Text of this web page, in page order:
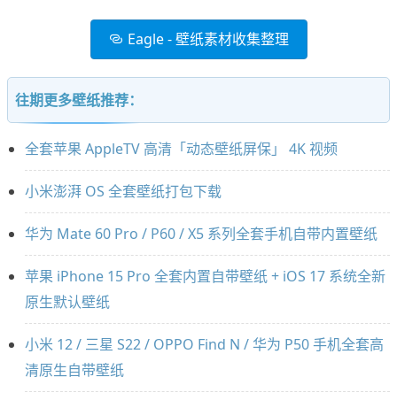
Eagle - 壁纸素材收集整理
往期更多壁纸推荐：
全套苹果 AppleTV 高清「动态壁纸屏保」 4K 视频
小米澎湃 OS 全套壁纸打包下载
华为 Mate 60 Pro / P60 / X5 系列全套手机自带内置壁纸
苹果 iPhone 15 Pro 全套内置自带壁纸 + iOS 17 系统全新
原生默认壁纸
小米 12 / 三星 S22 / OPPO Find N / 华为 P50 手机全套高
清原生自带壁纸